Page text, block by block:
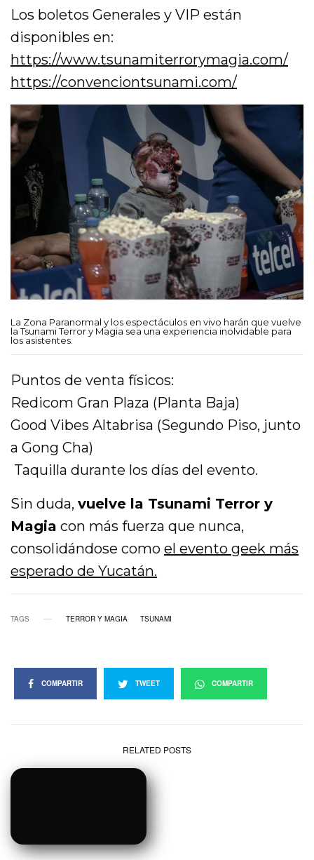
Los boletos Generales y VIP están
disponibles en:
https://www.tsunamiterrorymagia.com/
https://convenciontsunami.com/
La Zona Paranormal y los espectáculos en vivo harán que vuelve
la Tsunami Terror y Magia sea una experiencia inolvidable para
los asistentes.
Puntos de venta físicos:
Redicom Gran Plaza (Planta Baja)
Good Vibes Altabrisa (Segundo Piso, junto
a Gong Cha)
Taquilla durante los días del evento.
Sin duda,vuelve la Tsunami Terror y
Magia con más fuerza que nunca,
consolidándose comoel evento geek más
esperado de Yucatán.
TAGS TERROR Y MAGIA TSUNAMI
COMPARTIR TWEET COMPARTIR
RELATED POSTS
INTERNACIONAL